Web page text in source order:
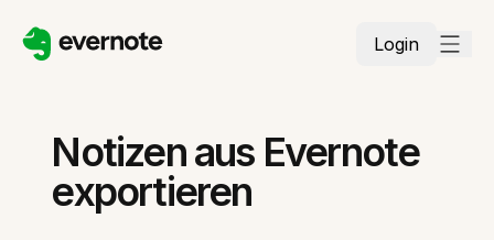
Login
Notizen aus Evernote
exportieren